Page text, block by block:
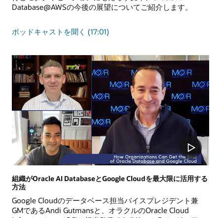
て
ベ
シ
ョ
ン
を
実
現
す
る
方
法
Database@AWSの今後の展望についてご紹介します。
ポッドキャストを聞く Oracle
ワ
ー
ク
ロ
ー
ド
を
AWS
に
簡
か
つ
速
に
(17:01)
組織がOracle AI DatabaseとGoogle Cloudを最大限に活用する
方法
Google Cloudのデータベース担当バイスプレジデント兼
GMであるAndi Gutmansと、オラクルのOracle Cloud